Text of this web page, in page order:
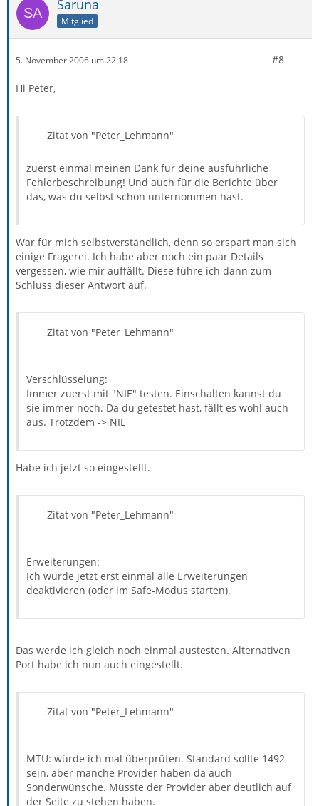
Saruna
Mitglied
5. November 2006 um 22:18 #8
Hi Peter,
Zitat von "Peter_Lehmann"
zuerst einmal meinen Dank für deine ausführliche
Fehlerbeschreibung! Und auch für die Berichte über
das, was du selbst schon unternommen hast.
War für mich selbstverständlich, denn so erspart man sich
einige Fragerei. Ich habe aber noch ein paar Details
vergessen, wie mir auffällt. Diese führe ich dann zum
Schluss dieser Antwort auf.
Zitat von "Peter_Lehmann"
Verschlüsselung:
Immer zuerst mit "NIE" testen. Einschalten kannst du
sie immer noch. Da du getestet hast, fällt es wohl auch
aus. Trotzdem -> NIE
Habe ich jetzt so eingestellt.
Zitat von "Peter_Lehmann"
Erweiterungen:
Ich würde jetzt erst einmal alle Erweiterungen
deaktivieren (oder im Safe-Modus starten).
Das werde ich gleich noch einmal austesten. Alternativen
Port habe ich nun auch eingestellt.
Zitat von "Peter_Lehmann"
MTU: würde ich mal überprüfen. Standard sollte 1492
sein, aber manche Provider haben da auch
Sonderwünsche. Müsste der Provider aber deutlich auf
der Seite zu stehen haben.